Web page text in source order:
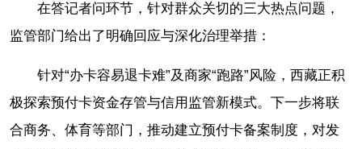
在答记者问环节，针对群众关切的三大热点问题，
监管部门给出了明确回应与深化治理举措：
针对“办卡容易退卡难”及商家“跑路”风险，西藏正积
极探索预付卡资金存管与信用监管新模式。下一步将联
合商务、体育等部门，推动建立预付卡备案制度，对发